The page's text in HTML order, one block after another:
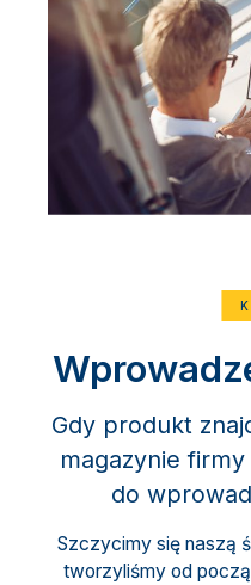
Gdy produkt
magazynie
do
Szczycimy się naszą
tworzyliśmy od